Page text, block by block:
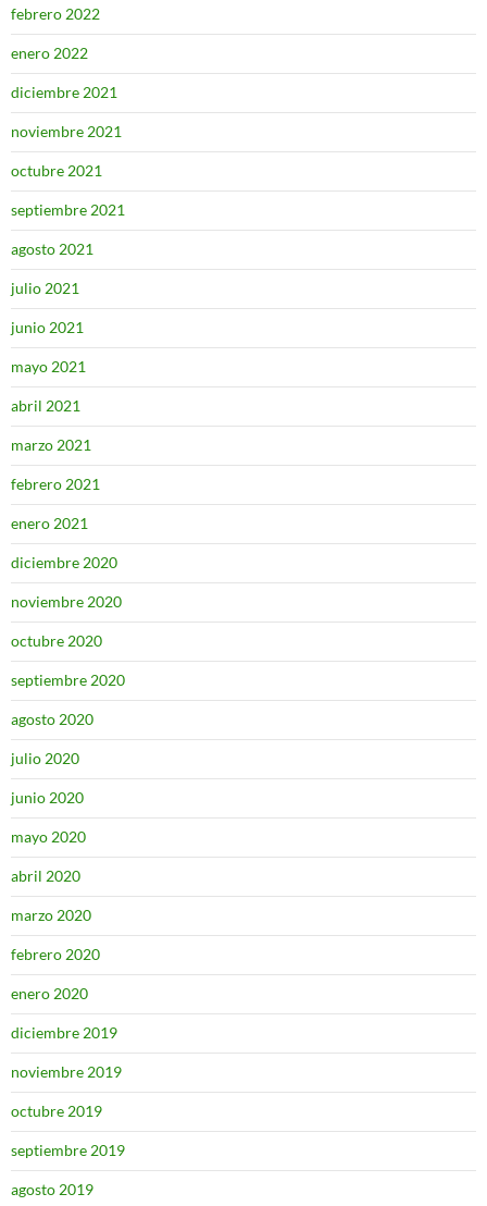
febrero 2022
enero 2022
diciembre 2021
noviembre 2021
octubre 2021
septiembre 2021
agosto 2021
julio 2021
junio 2021
mayo 2021
abril 2021
marzo 2021
febrero 2021
enero 2021
diciembre 2020
noviembre 2020
octubre 2020
septiembre 2020
agosto 2020
julio 2020
junio 2020
mayo 2020
abril 2020
marzo 2020
febrero 2020
enero 2020
diciembre 2019
noviembre 2019
octubre 2019
septiembre 2019
agosto 2019